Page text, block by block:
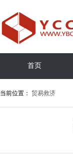
首页
当前位置： 贸易救济